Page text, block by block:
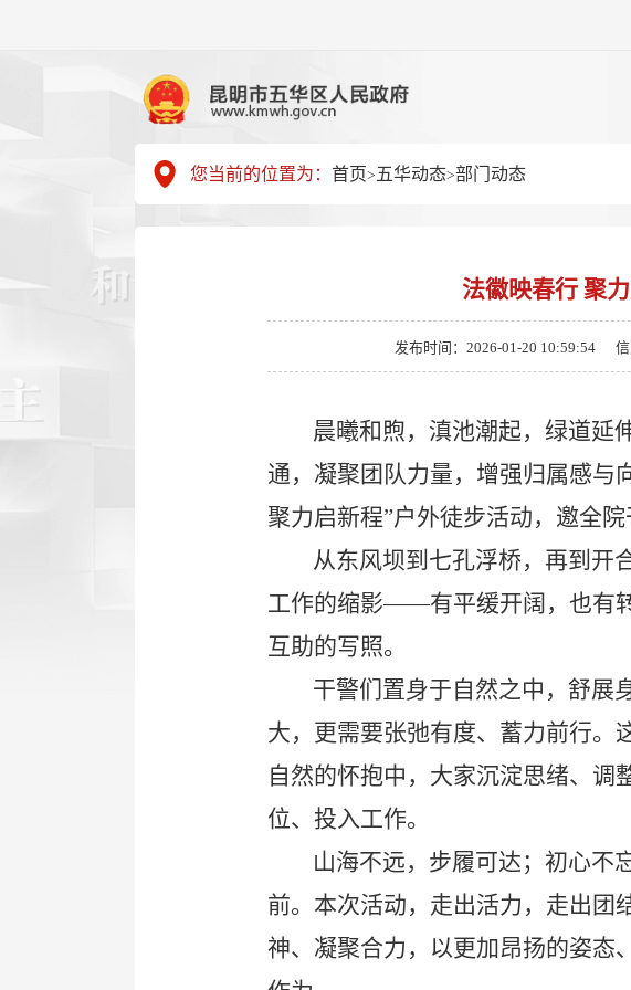
您当前的位置为： 首页> 五华动态>部门动态
法徽映春行 聚
发布时间：2026-01-20 10:59:54
晨曦和煦，滇池潮起，绿道延
通，凝聚团队力量，增强归属感与
聚力启新程”户外徒步活动，邀全院
从东风坝到七孔浮桥，再到开
工作的缩影——有平缓开阔，也有
互助的写照。
干警们置身于自然之中，舒展
大，更需要张弛有度、蓄力前行。
自然的怀抱中，大家沉淀思绪、调
位、投入工作。
山海不远，步履可达；初心不
前。本次活动，走出活力，走出团
神、凝聚合力，以更加昂扬的姿态